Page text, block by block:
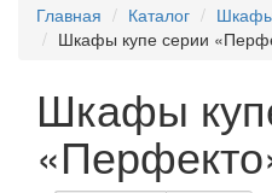
Главная
Каталог
Шкафы купе серии
Шкафы